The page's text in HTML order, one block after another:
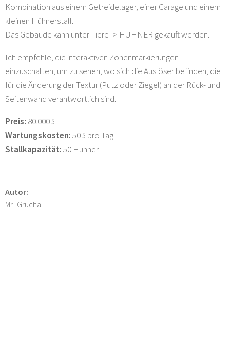
Kombination aus einem Getreidelager, einer Garage und einem
kleinen Hühnerstall.
Das Gebäude kann unter Tiere -> HÜHNER gekauft werden.
Ich empfehle, die interaktiven Zonenmarkierungen
einzuschalten, um zu sehen, wo sich die Auslöser befinden, die
für die Änderung der Textur (Putz oder Ziegel) an der Rück- und
Seitenwand verantwortlich sind.
Preis: 80.000 $
Wartungskosten:50 $ pro Tag
Stallkapazität:50 Hühner.
Autor:
Mr_Grucha